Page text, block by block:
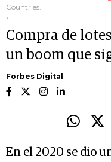
Countries.
.
Compra de
un boom que
Forbes Digital
En el 2020 se dio